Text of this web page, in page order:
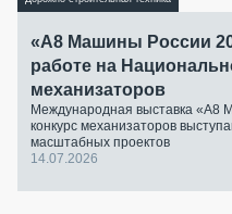
«А8 Машины России
работе на
механизаторов
Международная выставка «А8
конкурс механизаторов
масштабных проектов
14.07.2026